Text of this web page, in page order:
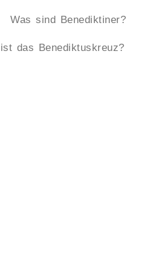
Was sind Benediktiner?
das Benediktuskreuz?